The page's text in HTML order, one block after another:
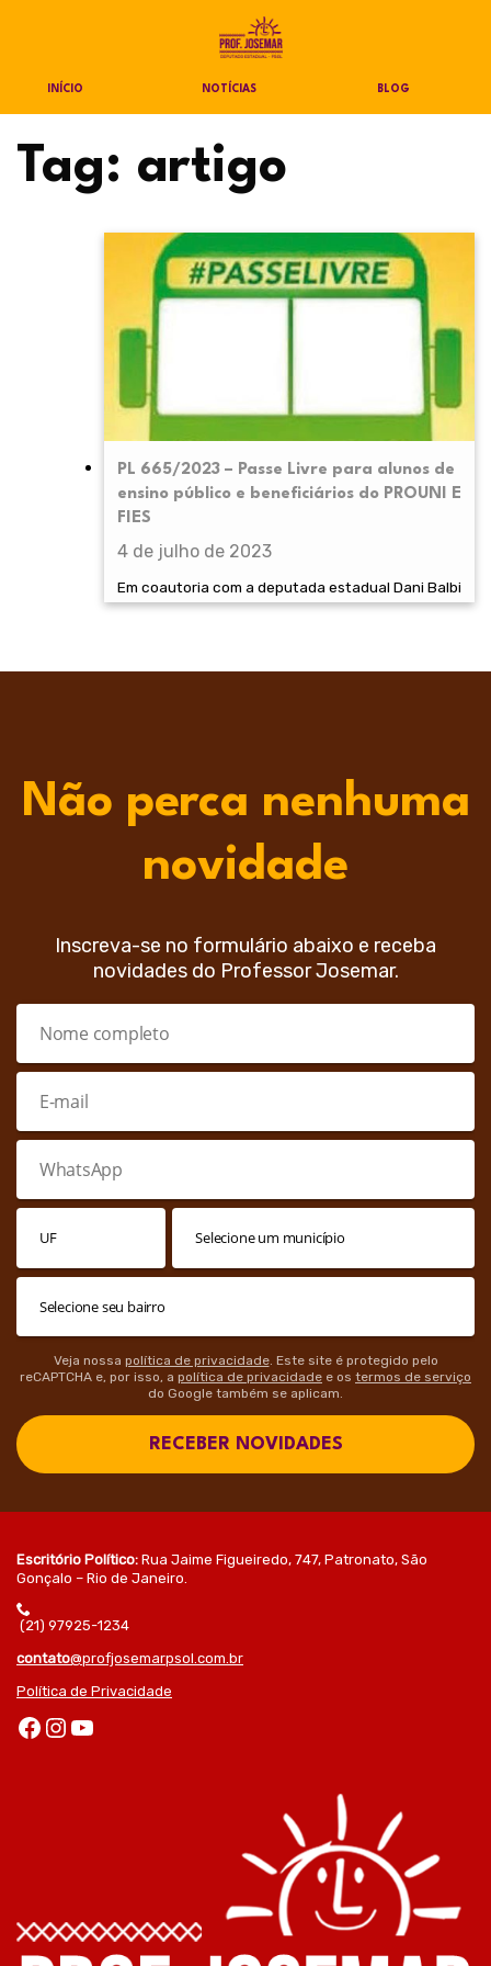
INÍCIO NOTÍCIAS BLOG
Tag: artigo
PL 665/2023 – Passe Livre para alunos de
ensino público e beneficiários do PROUNI E
FIES
4 de julho de 2023
Em coautoria com a deputada estadual Dani Balbi
Não perca nenhuma
novidade
Inscreva-se no formulário abaixo e receba
novidades do Professor Josemar.
Veja nossa política de privacidade. Este site é protegido pelo
reCAPTCHA e, por isso, a política de privacidade e os termos de serviço
do Google também se aplicam.
RECEBER NOVIDADES
Escritório Político: Rua Jaime Figueiredo, 747, Patronato, São
Gonçalo – Rio de Janeiro.
(21) 97925-1234
contato@profjosemarpsol.com.br
Política de Privacidade
Facebook Instagram Youtube